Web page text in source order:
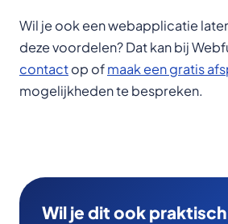
Wil je ook een webapplicatie
deze voordelen? Dat kan bij
contactop ofmaak een gratis
mogelijkheden te bespreken.
Wil je dit ook